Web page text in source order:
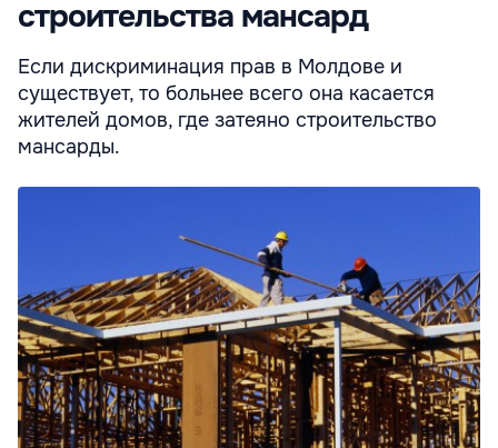
строительства мансард
Если дискриминация прав в Молдове и
существует, то больнее всего она касается
жителей домов, где затеяно строительство
мансарды.